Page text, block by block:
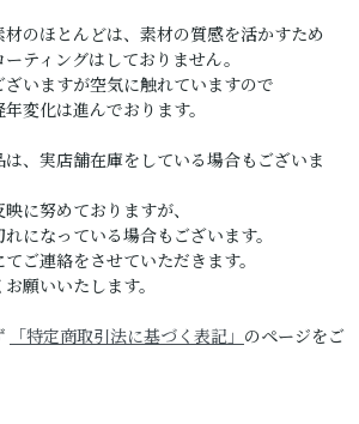
のほとんどは、素材の質感を活かすため
ティングはしておりません。
いますが空気に触れていますので
変化は進んでおります。
、実店舗在庫をしている場合もございま
に努めておりますが、
になっている場合もございます。
ご連絡をさせていただきます。
願いいたします。
「特定商取引法に基づく表記」のページをご